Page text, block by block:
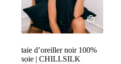
taie d’oreiller noir 100%
soie | CHILLSILK